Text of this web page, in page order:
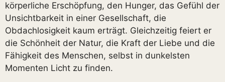
körperliche Erschöpfung, den Hunger, das Gefühl der
Unsichtbarkeit in einer Gesellschaft, die
Obdachlosigkeit kaum erträgt. Gleichzeitig feiert er
die Schönheit der Natur, die Kraft der Liebe und die
Fähigkeit des Menschen, selbst in dunkelsten
Momenten Licht zu finden.